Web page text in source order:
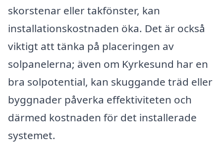
skorstenar eller takfönster, kan
installationskostnaden öka. Det är också
viktigt att tänka på placeringen av
solpanelerna; även om Kyrkesund har en
bra solpotential, kan skuggande träd eller
byggnader påverka effektiviteten och
därmed kostnaden för det installerade
systemet.